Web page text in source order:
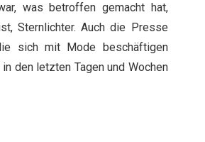
was betroffen gemacht hat,
Sternlichter. Auch die Presse
sich mit Mode beschäftigen
den letzten Tagen und Wochen